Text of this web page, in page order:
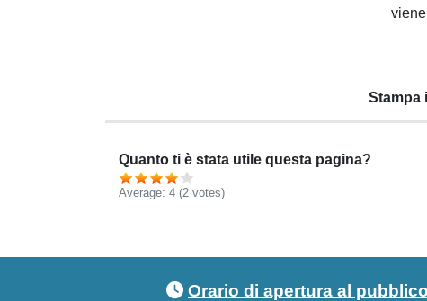
Stampa
Quanto ti è stata utile questa pagina?
Average: 4 (2 votes)
Orario di apertura al pubblico